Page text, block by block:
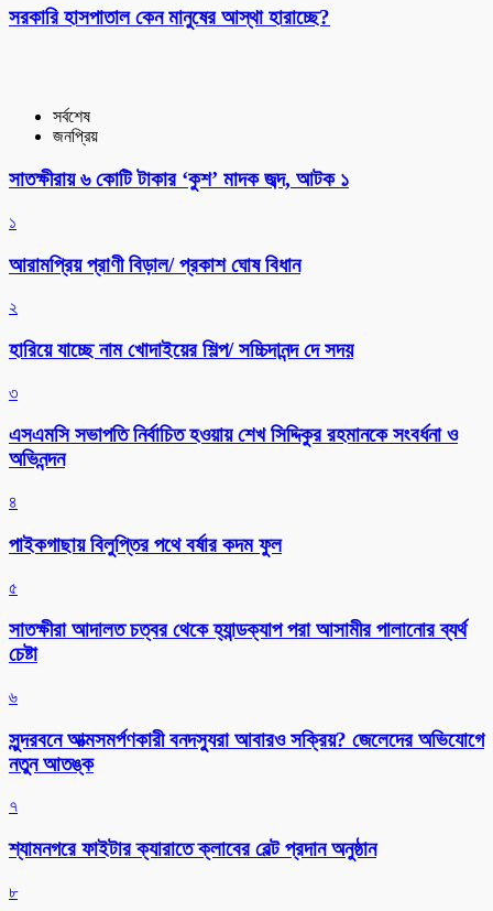
সরকারি হাসপাতাল কেন মানুষের আস্থা হারাচ্ছে?
সর্বশেষ
জনপ্রিয়
সাতক্ষীরায় ৬ কোটি টাকার ‘কুশ’ মাদক জব্দ, আটক ১
১
আরামপ্রিয় প্রাণী বিড়াল/ প্রকাশ ঘোষ বিধান
২
হারিয়ে যাচ্ছে নাম খোদাইয়ের শিল্প/ সচ্চিদানন্দ দে সদয়
৩
এসএমসি সভাপতি নির্বাচিত হওয়ায় শেখ সিদ্দিকুর রহমানকে সংবর্ধনা ও
অভিনন্দন
৪
পাইকগাছায় বিলুপ্তির পথে বর্ষার কদম ফুল
৫
সাতক্ষীরা আদালত চত্বর থেকে হ্যান্ডক্যাপ পরা আসামীর পালানোর ব্যর্থ
চেষ্টা
৬
সুন্দরবনে আত্মসমর্পণকারী বনদস্যুরা আবারও সক্রিয়? জেলেদের অভিযোগে
নতুন আতঙ্ক
৭
শ্যামনগরে ফাইটার ক্যারাতে ক্লাবের বেল্ট প্রদান অনুষ্ঠান
৮